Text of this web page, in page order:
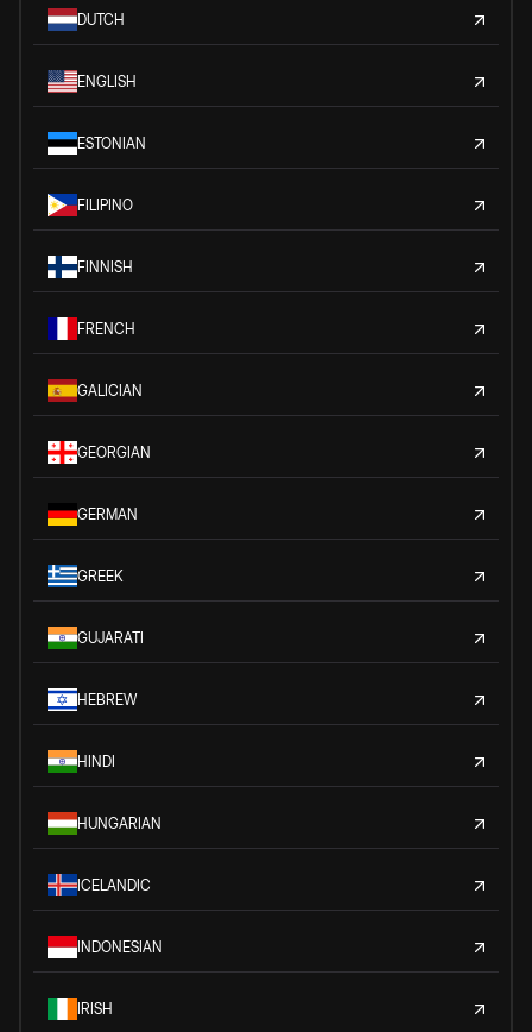
DUTCH
ENGLISH
ESTONIAN
FILIPINO
FINNISH
FRENCH
GALICIAN
GEORGIAN
GERMAN
GREEK
GUJARATI
HEBREW
HINDI
HUNGARIAN
ICELANDIC
INDONESIAN
IRISH